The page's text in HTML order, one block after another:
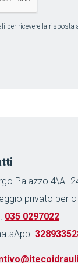
per ricevere la risposta
Palazzo 4\A -
privato per
035 0297022